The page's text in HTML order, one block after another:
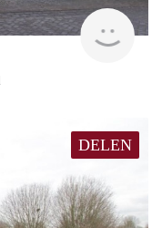
DELEN